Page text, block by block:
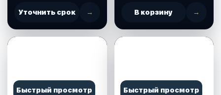
Уточнить срок → В корзину →
Быстрый просмотр Быстрый просмотр